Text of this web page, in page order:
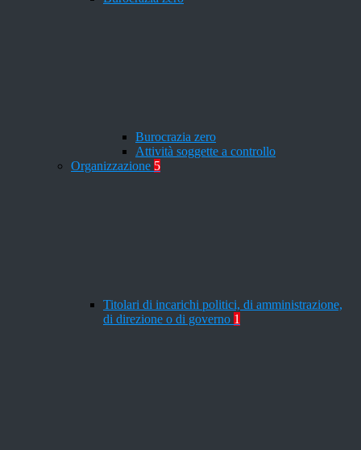
Burocrazia zero
Attività soggette a controllo
Organizzazione 5
Titolari di incarichi politici, di amministrazione,
di direzione o di governo 1